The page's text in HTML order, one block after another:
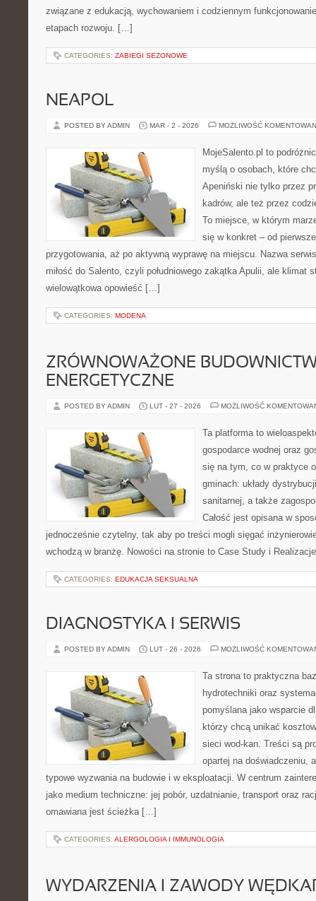
związane z edukacją, wychowaniem i codziennym
etapach rozwoju. […]
CATEGORIES: ZABIEGI SEZONOWE
NEAPOL
POSTED BY ADMIN MAR - 2 - 2026 MOŻLIWOŚĆ
MojeSalento.pl to
myślą o osobach, które
Apeniński nie tylko przez
kadrów, ale też przez
To miejsce, w którym
się w konkret – od
przygotowania, aż po aktywną wyprawę na miejscu. Nazwa
miłość do Salento, czyli południowego zakątka Apulii, ale klimat
wielowątkowa opowieść […]
CATEGORIES: MODENA
ZRÓWNOWAŻONE
ENERGETYCZNE
POSTED BY ADMIN LUT - 27 - 2026 MOŻLIWOŚĆ
Ta platforma to
gospodarce wodnej oraz
się na tym, co w praktyce
gminach: układy
sanitarnej, a także
Całość jest opisana w
jednocześnie czytelny, tak aby po treści mogli sięgać
wchodzą w branżę. Nowości na stronie to Case Study i
CATEGORIES: EDUKACJA SEKSUALNA
DIAGNOSTYKA I SERWIS
POSTED BY ADMIN LUT - 26 - 2026 MOŻLIWOŚĆ
Ta strona to praktyczna
hydrotechniki oraz
pomyślana jako wsparcie
którzy chcą unikać
sieci wod-kan. Treści są
opartej na doświadczeniu,
typowe wyzwania na budowie i w eksploatacji. W centrum
jako medium techniczne: jej pobór, uzdatnianie, transport oraz
omawiana jest ścieżka […]
CATEGORIES: ALERGOLOGIA I IMMUNOLOGIA
WYDARZENIA I ZAWODY